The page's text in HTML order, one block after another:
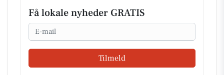
Få lokale nyheder GRATIS
Email
Tilmeld